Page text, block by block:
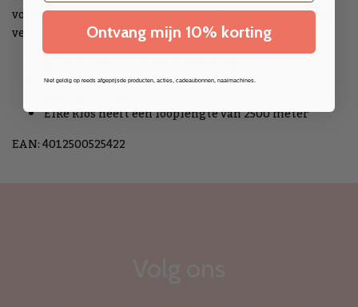
volledig vrij bevonden is van schadelijke chemicaliën en
veilig is voor menselijk gebruik.
Wasbaar tot 60°C
Elke klos heeft een looplengte van 2500 meter
EAN: 4012500525422
Ontvang mijn 10% korting
Niet geldig op reeds afgeprijsde producten, acties, cadeaubonnen, naaimachines.